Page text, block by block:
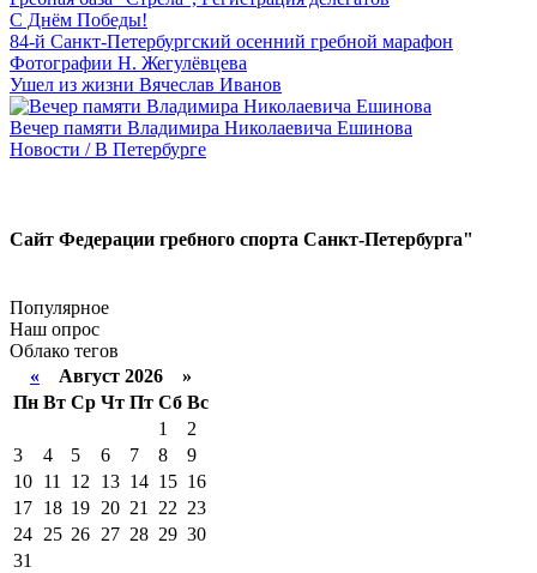
С Днём Победы!
84-й Санкт-Петербургский осенний гребной марафон
Фотографии Н. Жегулёвцева
Ушел из жизни Вячеслав Иванов
Вечер памяти Владимира Николаевича Ешинова
Новости / В Петербурге
Сайт Федерации гребного спорта Санкт-Петербурга"
Популярное
Наш опрос
Облако тегов
« Август 2026 »
Пн Вт Ср Чт Пт Сб Вс
1
2
3
4 5 6 7 8
9
10 11 12 13 14 15 16
17 18 19 20 21 22 23
24 25 26 27 28 29 30
31